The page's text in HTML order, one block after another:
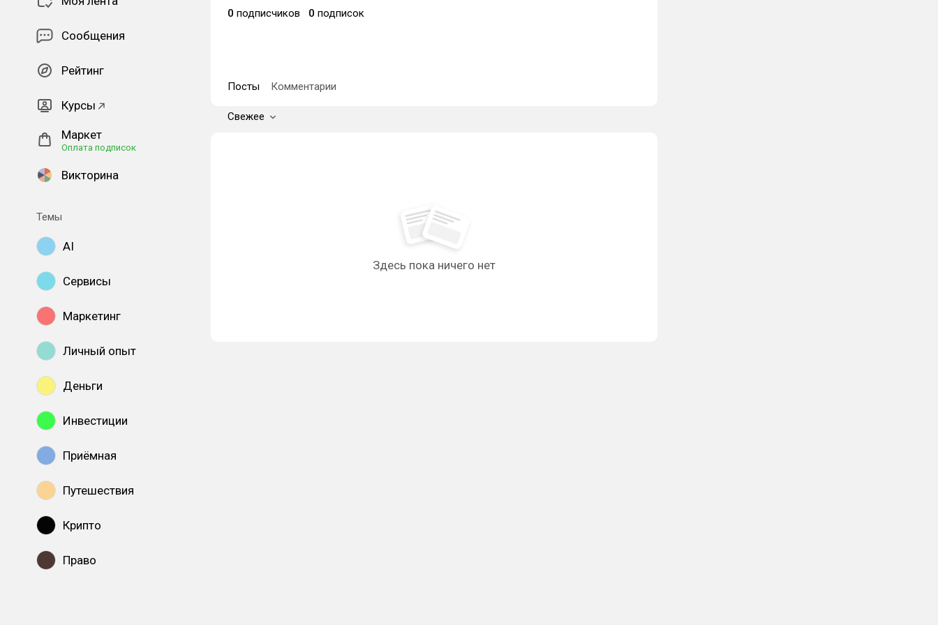
Сообщения
Рейтинг
Курсы
Маркет
Оплата подписок
Викторина
Темы
AI
Сервисы
Маркетинг
Личный опыт
Деньги
Инвестиции
Приёмная
Путешествия
Крипто
Право
0 подписчиков 0 подписок
Посты Комментарии
Свежее
Здесь пока ничего нет